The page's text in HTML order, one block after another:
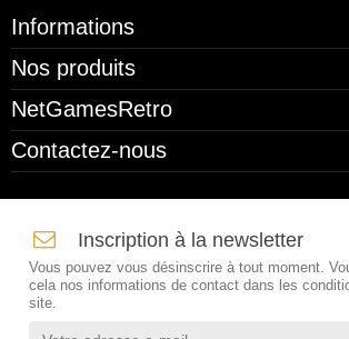
Informations
Nos produits
NetGamesRetro
Contactez-nous
Inscription à la newsletter
Vous pouvez vous désinscrire à tout moment.
cela nos informations de contact dans les
site.